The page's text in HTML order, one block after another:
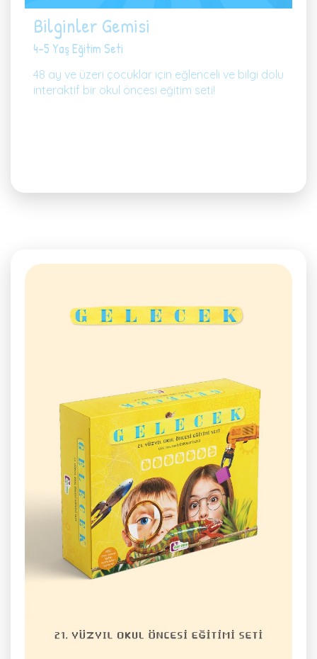
Bilginler Gemisi
4-5 Yaş Eğitim Seti
48 ay ve üzeri çocuklar için eğlenceli ve bilgi dolu
interaktif bir okul öncesi eğitim seti!